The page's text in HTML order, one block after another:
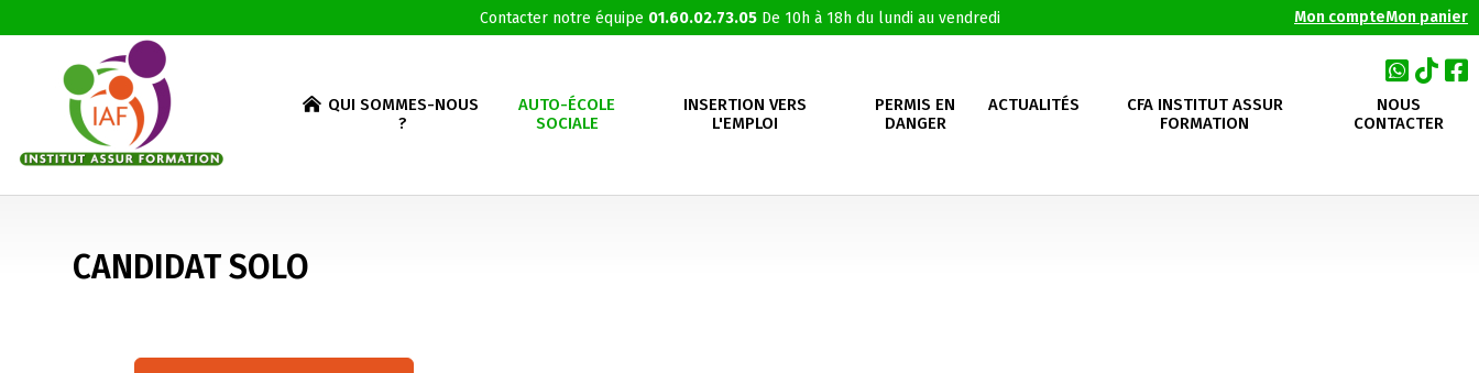
Contacter notre équipe 01.60.02.73.05 De 10h à 18h du lundi au vendredi Mon compteMon panier
QUI SOMMES-NOUS
?
AUTO-ÉCOLE
SOCIALE
INSERTION VERS
L'EMPLOI
PERMIS EN
DANGER
ACTUALITÉS
CFA INSTITUT ASSUR
FORMATION
NOUS
CONTACTER
CANDIDAT SOLO